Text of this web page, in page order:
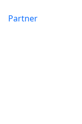
Partner